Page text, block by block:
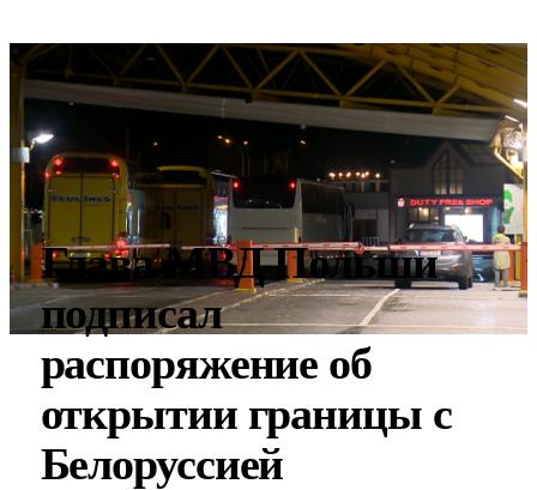
Глава МВД Польши
подписал
распоряжение об
открытии границы с
Белоруссией